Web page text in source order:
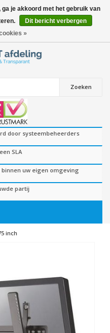
Zoeken
door systeembeheerders
SLA
uw eigen omgeving
partij
inch
je akkoord met het gebruik van
Dit bericht verbergen
»